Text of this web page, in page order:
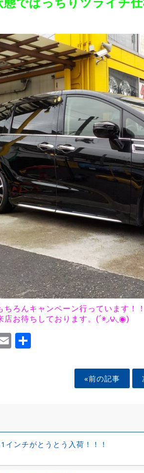
態でばっちりツライチ
ちろんキャンペーン行っています！！
店お待ちしております。(´◉◞౪◟◉)
Email
«前の記事
インチがとうとう入荷！！！